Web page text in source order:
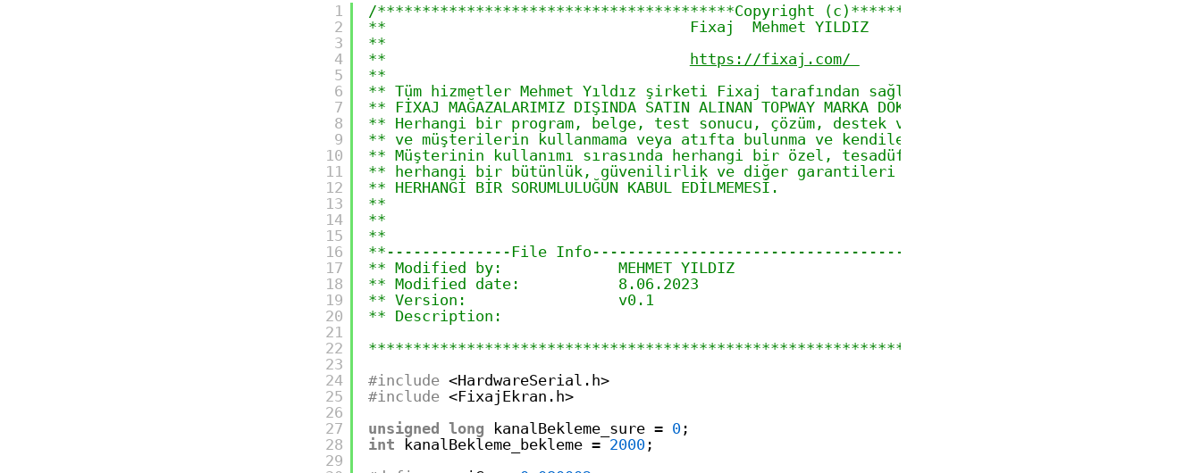
1
2
3
4
5
6
7
8
9
10
11
12
13
14
15
16
17
18
19
20
21
22
23
24
25
26
27
28
29
/****************************************Copyright
**                                  Fixaj  Mehmet YILDIZ
**
** https://fixaj.com/
**
** Tüm hizmetler Mehmet Yıldız şirketi Fixaj tarafından sağlanmaktadır.
** FİXAJ MAĞAZALARIMIZ DIŞINDA SATIN ALINAN TOPWAY MARKA DOKUNMATİK EKRANLARDA BU
** Herhangi bir program, belge, test sonucu, çözüm, destek ve diğer malzeme ve bilgiler
** ve müşterilerin kullanmama veya atıfta bulunma ve kendileri tarafından değişiklik yapma
** Müşterinin kullanımı sırasında herhangi bir özel, tesadüfi veya dolaylı kayıp meydana
** herhangi bir bütünlük, güvenilirlik ve diğer garantileri sağlamak için şirket sorumlu
** HERHANGİ BİR SORUMLULUĞUN KABUL EDİLMEMESİ.
**                                                                        Fixaj
**
**
**--------------File
** Modified by:             MEHMET YILDIZ
** Modified date:           8.06.2023
** Version:                 v0.1
** Description:
#include <HardwareSerial.h>
#include <FixajEkran.h>
unsigned long kanalBekleme_sure = 0;
int
kanalBekleme_bekleme = 2000;